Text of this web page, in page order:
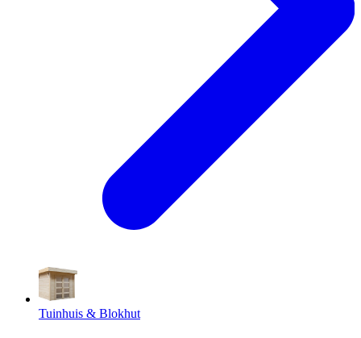
Tuinhuis & Blokhut